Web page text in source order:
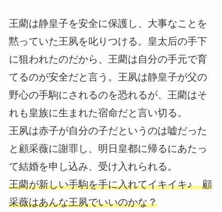
王藺は静皇子を安全に保護し、大事なことを
黙っていた王夙を叱りつける。皇太后の手下
に狙われたのだから、王藺は自分の手元で育
てるのが安全だと言う。王夙は静皇子が父の
野心の手駒にされるのを恐れるが、王藺はそ
れも皇族に生まれた宿命だと言い切る。
王夙は赤子が自分の子だというのは嘘だった
と顧采薇に謝罪し、明日皇都に帰るにあたっ
て結婚を申し込み、受け入れられる。
王藺が新しい手駒を手に入れてイキイキ♪ 顧
采薇はあんな王夙でいいのかな？